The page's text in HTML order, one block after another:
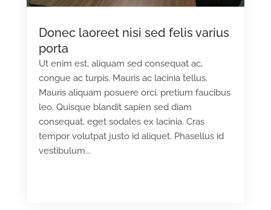
Donec laoreet nisi sed felis varius
porta
Ut enim est, aliquam sed consequat ac,
congue ac turpis. Mauris ac lacinia tellus.
Mauris aliquam posuere orci, pretium faucibus
leo. Quisque blandit sapien sed diam
consequat, eget sodales ex lacinia. Cras
tempor volutpat justo id aliquet. Phasellus id
vestibulum...